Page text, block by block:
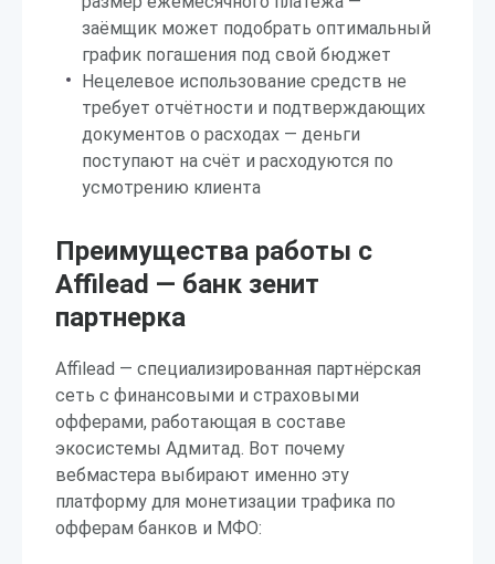
заёмщик может подобрать оптимальный
график погашения под свой бюджет
Нецелевое использование средств не
требует отчётности и подтверждающих
документов о расходах — деньги
поступают на счёт и расходуются по
усмотрению клиента
Преимущества работы с
Affilead — банк зенит
партнерка
Affilead — специализированная партнёрская
сеть с финансовыми и страховыми
офферами, работающая в составе
экосистемы Адмитад. Вот почему
вебмастера выбирают именно эту
платформу для монетизации трафика по
офферам банков и МФО: